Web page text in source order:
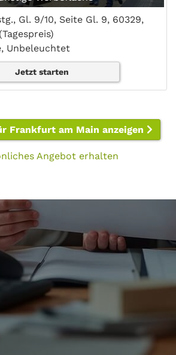
Gl. 9/10, Seite Gl. 9, 60329,
Unbeleuchtet
Jetzt starten
Frankfurt am Main anzeigen
Angebot erhalten